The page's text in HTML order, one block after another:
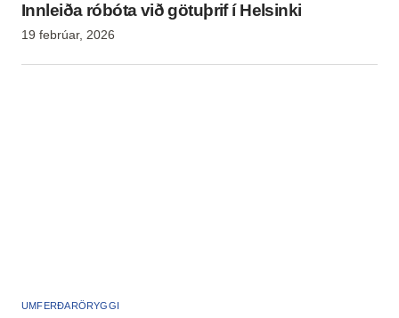
Innleiða róbóta við götuþrif í Helsinki
19 febrúar, 2026
UMFERÐARÖRYGGI